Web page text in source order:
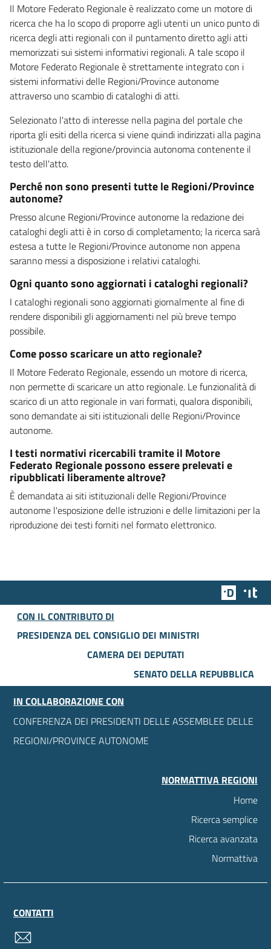
Il Motore Federato Regionale è realizzato come un motore di
ricerca che ha lo scopo di proporre agli utenti un unico punto di
ricerca degli atti regionali con il puntamento diretto agli atti
memorizzati sui sistemi informativi regionali. A tale scopo il
Motore Federato Regionale è strettamente integrato con i
sistemi informativi delle Regioni/Province autonome
attraverso uno scambio di cataloghi di atti.
Selezionato l'atto di interesse nella pagina del portale che
riporta gli esiti della ricerca si viene quindi indirizzati alla pagina
istituzionale della regione/provincia autonoma contenente il
testo dell'atto.
Perché non sono presenti tutte le Regioni/Province
autonome?
Presso alcune Regioni/Province autonome la redazione dei
cataloghi degli atti è in corso di completamento; la ricerca sarà
estesa a tutte le Regioni/Province autonome non appena
saranno messi a disposizione i relativi cataloghi.
Ogni quanto sono aggiornati i cataloghi regionali?
I cataloghi regionali sono aggiornati giornalmente al fine di
rendere disponibili gli aggiornamenti nel più breve tempo
possibile.
Come posso scaricare un atto regionale?
Il Motore Federato Regionale, essendo un motore di ricerca,
non permette di scaricare un atto regionale. Le funzionalità di
scarico di un atto regionale in vari formati, qualora disponibili,
sono demandate ai siti istituzionali delle Regioni/Province
autonome.
I testi normativi ricercabili tramite il Motore
Federato Regionale possono essere prelevati e
ripubblicati liberamente altrove?
È demandata ai siti istituzionali delle Regioni/Province
autonome l'esposizione delle istruzioni e delle limitazioni per la
riproduzione dei testi forniti nel formato elettronico.
Team
CON IL CONTRIBUTO DI
PRESIDENZA DEL CONSIGLIO DEI MINISTRI
CAMERA DEI DEPUTATI
SENATO DELLA REPUBBLICA
IN COLLABORAZIONE CON
CONFERENZA DEI PRESIDENTI DELLE ASSEMBLEE DELLE
REGIONI/PROVINCE AUTONOME
NORMATTIVA REGIONI
Home
Ricerca semplice
Ricerca avanzata
Normattiva
CONTATTI